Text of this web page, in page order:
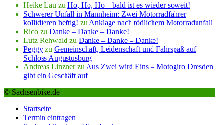
Heike Lau zu Ho, Ho, Ho – bald ist es wieder soweit!
Schwerer Unfall in Mannheim: Zwei Motorradfahrer
kollidieren heftig! zu Anklage nach tödlichem Motorradunfall
Rico zu Danke – Danke – Danke!
Lutz Rehwald zu Danke – Danke – Danke!
Peggy zu Gemeinschaft, Leidenschaft und Fahrspaß auf
Schloss Augustusburg
Andreas Linznerzu Aus Zwei wird Eins – Motogiro Dresden
gibt ein Geschäft auf
© Sachsenbike.de
Startseite
Termin eintragen